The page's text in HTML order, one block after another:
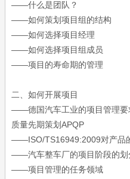
——什么是团队？
——如何策划项目组的结构
——如何选择项目经理
——如何选择项目组成员
——项目的寿命期的管理
二、如何开展项目
——德国汽车工业的项目管理要
质量先期策划APQP
——ISO/TS16949:2009对产品
——汽车整车厂的项目阶段的划
——项目管理的任务领域